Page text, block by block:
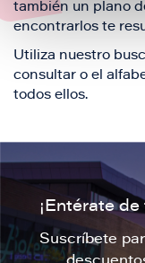
también un plano
encontrarlos te
Utiliza nuestro
consultar o el
todos ellos.
¡Entérate
Suscríbete